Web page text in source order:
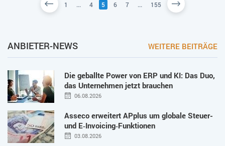
1 ... 4 5 6 7 ... 155
ANBIETER-NEWS WEITERE BEITRÄGE
Die geballte Power von ERP und KI: Das Duo,
das Unternehmen jetzt brauchen
06.08.2026
Asseco erweitert APplus um globale Steuer-
und E‑Invoicing‑Funktionen
03.08.2026